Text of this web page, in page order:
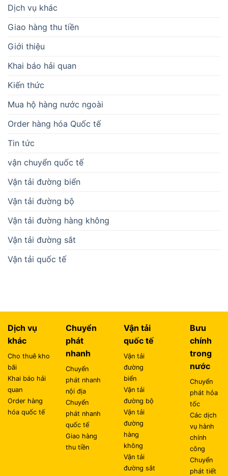
Dịch vụ khác
Giao hàng thu tiền
Giới thiệu
Khai báo hải quan
Kiến thức
Mua hộ hàng nước ngoài
Order hàng hóa Quốc tế
Tin tức
vận chuyển quốc tế
Vận tải đường biển
Vận tải đường bộ
Vận tải đường hàng không
Vận tải đường sắt
Vận tải quốc tế
Dịch vụ
khác
Cho thuê kho
bãi
Khai báo hải
quan
Order hàng
hóa quốc tế
Chuyển
phát
nhanh
Chuyển
phát nhanh
nội địa
Chuyển
phát nhanh
quốc tế
Giao hàng
thu tiền
Vận tải
quốc tế
Vận tải
đường
biển
Vận tải
đường bộ
Vận tải
đường
hàng
không
Vận tải
đường sắt
Bưu
chính
trong
nước
Chuyển
phát hỏa
tốc
Các dịch
vụ hành
chính
công
Chuyển
phát tiết